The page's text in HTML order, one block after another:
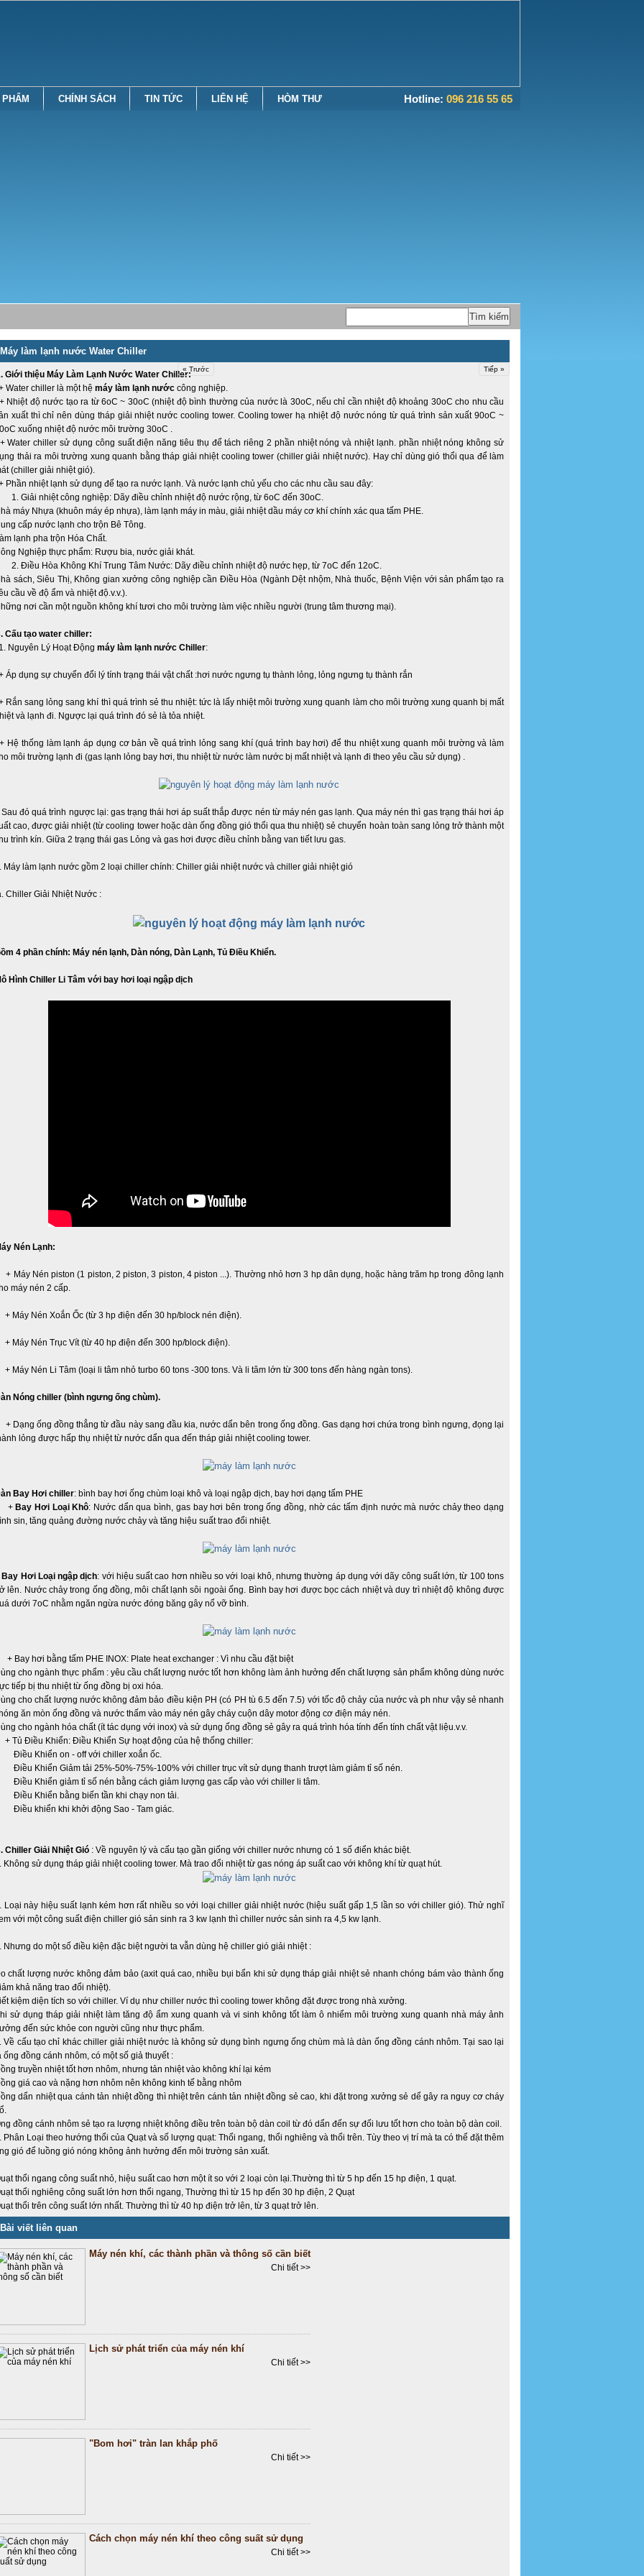
Hotline: 096 216 55 65
CHÍNH SÁCH TIN TỨC LIÊN HỆ HÒM THƯ
Máy làm lạnh nước Water Chiller
Giới thiệu Máy Làm Lạnh Nước Water Chiller:
Water chiller là một hệ máy làm lạnh nước công nghiệp.
+ Nhiệt độ nước tạo ra từ 6oC ~ 30oC (nhiệt độ bình thường của nước là 30oC, nếu chỉ cần nhiệt độ khoảng 30oC cho nhu cầu
xuất thì chỉ nên dùng tháp giải nhiệt nước cooling tower. Cooling tower hạ nhiệt độ nước nóng từ quá trình sản xuất 90oC ~
xuống nhiệt độ nước môi trường 30oC .
+ Water chiller sử dụng công suất điện năng tiêu thụ để tách riêng 2 phần nhiệt nóng và nhiệt lạnh. phần nhiệt nóng không sử
thải ra môi trường xung quanh bằng tháp giải nhiệt cooling tower (chiller giải nhiệt nước). Hay chỉ dùng gió thổi qua để làm
(chiller giải nhiệt gió).
Phần nhiệt lạnh sử dụng để tạo ra nước lạnh. Và nước lạnh chủ yếu cho các nhu cầu sau đây:
1. Giải nhiệt công nghiệp: Dãy điều chỉnh nhiệt độ nước rộng, từ 6oC đến 30oC.
máy Nhựa (khuôn máy ép nhựa), làm lạnh máy in màu, giải nhiệt dầu máy cơ khí chính xác qua tấm PHE.
cấp nước lạnh cho trộn Bê Tông.
lạnh pha trộn Hóa Chất.
Nghiệp thực phẩm: Rượu bia, nước giải khát.
2. Điều Hòa Không Khí Trung Tâm Nước: Dãy điều chỉnh nhiệt độ nước hẹp, từ 7oC đến 12oC.
sách, Siêu Thị, Không gian xưởng công nghiệp cần Điều Hòa (Ngành Dệt nhộm, Nhà thuốc, Bệnh Viện với sản phẩm tạo ra
cầu về độ ẩm và nhiệt độ.v.v.).
nơi cần một nguồn không khí tươi cho môi trường làm việc nhiều người (trung tâm thương mại).
Cấu tạo water chiller:
1. Nguyên Lý Hoạt Động máy làm lạnh nước Chiller:
Áp dụng sự chuyển đổi lý tính trạng thái vật chất :hơi nước ngưng tụ thành lỏng, lỏng ngưng tụ thành rắn
Rắn sang lỏng sang khí thì quá trình sẻ thu nhiệt: tức là lấy nhiệt môi trường xung quanh làm cho môi trường xung quanh bị mất
và lạnh đi. Ngược lại quá trình đó sẻ là tỏa nhiệt.
+ Hệ thống làm lạnh áp dụng cơ bản về quá trình lỏng sang khí (quá trình bay hơi) để thu nhiệt xung quanh môi trường và làm
môi trường lạnh đi (gas lạnh lỏng bay hơi, thu nhiệt từ nước làm nước bị mất nhiệt và lạnh đi theo yêu cầu sử dụng) .
Sau đó quá trình ngược lại: gas trạng thái hơi áp suất thắp được nén từ máy nén gas lạnh. Qua máy nén thì gas trạng thái hơi áp
cao, được giải nhiệt (từ cooling tower hoặc dàn ống đồng gió thổi qua thu nhiệt) sẻ chuyển hoàn toàn sang lỏng trở thành một
trình kín. Giữa 2 trạng thái gas Lỏng và gas hơi được điều chỉnh bằng van tiết lưu gas.
Máy làm lạnh nước gồm 2 loại chiller chính: Chiller giải nhiệt nước và chiller giải nhiệt gió
Chiller Giải Nhiệt Nước :
4 phần chính: Máy nén lạnh, Dàn nóng, Dàn Lạnh, Tủ Điều Khiển.
Hình Chiller Li Tâm với bay hơi loại ngập dịch
Nén Lạnh:
+ Máy Nén piston (1 piston, 2 piston, 3 piston, 4 piston ...). Thường nhỏ hơn 3 hp dân dụng, hoặc hàng trăm hp trong đông lạnh
máy nén 2 cấp.
+ Máy Nén Xoắn Ốc (từ 3 hp điện đến 30 hp/block nén điện).
+ Máy Nén Trục Vít (từ 40 hp điện đến 300 hp/block điện).
+ Máy Nén Li Tâm (loại li tâm nhỏ turbo 60 tons -300 tons. Và li tâm lớn từ 300 tons đến hàng ngàn tons).
Nóng chiller (bình ngưng ống chùm).
+ Dạng ống đồng thẳng từ đầu này sang đầu kia, nước dẩn bên trong ống đồng. Gas dạng hơi chứa trong bình ngưng, đọng lại
lỏng được hấp thụ nhiệt từ nước dẩn qua đến tháp giải nhiệt cooling tower.
Bay Hơi chiller: bình bay hơi ống chùm loại khô và loại ngập dịch, bay hơi dạng tấm PHE
+ Bay Hơi Loại Khô: Nước dẩn qua bình, gas bay hơi bên trong ống đồng, nhờ các tấm định nước mà nước chảy theo dạng
sin, tăng quảng đường nước chảy và tăng hiệu suất trao đổi nhiệt.
Bay Hơi Loại ngập dịch: với hiệu suất cao hơn nhiều so với loại khô, nhưng thường áp dụng với dãy công suất lớn, từ 100 tons
lên. Nước chảy trong ống đồng, môi chất lạnh sôi ngoài ống. Bình bay hơi được bọc cách nhiệt và duy trì nhiệt độ không được
dưới 7oC nhằm ngăn ngừa nước đóng băng gây nổ vỡ bình.
+ Bay hơi bằng tấm PHE INOX: Plate heat exchanger : Vì nhu cầu đặt biệt
cho ngành thực phẩm : yêu cầu chất lượng nước tốt hơn không làm ảnh hưởng đến chất lượng sản phẩm không dùng nước
tiếp bị thu nhiệt từ ống đồng bị oxi hóa.
cho chất lượng nước không đảm bảo điều kiện PH (có PH tù 6.5 đến 7.5) với tốc độ chảy của nước và ph như vậy sẻ nhanh
ăn mòn ống đồng và nước thấm vào máy nén gây cháy cuộn dây motor động cơ điện máy nén.
cho ngành hóa chất (ít tác dụng với inox) và sử dụng ống đồng sẻ gây ra quá trình hóa tính đến tính chất vật liệu.v.v.
+ Tủ Điều Khiển: Điều Khiển Sự hoạt động của hệ thống chiller:
Điều Khiển on - off với chiller xoắn ốc.
Điều Khiển Giảm tải 25%-50%-75%-100% với chiller trục vít sử dụng thanh trượt làm giảm tỉ số nén.
Điều Khiển giảm tỉ số nén bằng cách giảm lượng gas cấp vào với chiller li tâm.
Điều Khiển bằng biến tần khi chạy non tải.
Điều khiển khi khởi động Sao - Tam giác.
Chiller Giải Nhiệt Gió : Về nguyên lý và cấu tạo gần giống với chiller nước nhưng có 1 số điển khác biệt.
Không sử dụng tháp giải nhiệt cooling tower. Mà trao đổi nhiệt từ gas nóng áp suất cao với không khí từ quạt hút.
Loại này hiệu suất lạnh kém hơn rất nhiều so với loại chiller giải nhiệt nước (hiệu suất gấp 1,5 lần so với chiller gió). Thử nghĩ
với một công suất điện chiller gió sản sinh ra 3 kw lạnh thì chiller nước sản sinh ra 4,5 kw lạnh.
Nhưng do một số điều kiện đặc biệt người ta vẫn dùng hệ chiller gió giải nhiệt :
chất lượng nước không đảm bảo (axit quá cao, nhiều bụi bẩn khi sử dụng tháp giải nhiệt sẻ nhanh chóng bám vào thành ống
khả năng trao đổi nhiệt).
kiệm diện tích so với chiller. Ví dụ như chiller nước thì cooling tower không đặt được trong nhà xưởng.
sử dụng tháp giải nhiệt làm tăng độ ẩm xung quanh và vi sinh không tốt làm ô nhiểm môi trường xung quanh nhà máy ảnh
đến sức khỏe con người cũng như thực phẩm.
Về cấu tạo chỉ khác chiller giải nhiệt nước là không sử dụng bình ngưng ống chùm mà là dàn ống đồng cánh nhôm. Tại sao lại
ống đồng cánh nhôm, có một số giả thuyết :
truyền nhiệt tốt hơn nhôm, nhưng tản nhiệt vào không khí lại kém
giá cao và nặng hơn nhôm nên không kinh tế bằng nhôm
dẩn nhiệt qua cánh tản nhiệt đồng thì nhiệt trên cánh tản nhiệt đồng sẻ cao, khi đặt trong xưởng sẻ dể gây ra nguy cơ cháy
đồng cánh nhôm sẻ tạo ra lượng nhiệt không điều trên toàn bộ dàn coil từ đó dẩn đến sự đối lưu tốt hơn cho toàn bộ dàn coil.
Phân Loại theo hướng thổi của Quạt và số lượng quạt: Thổi ngang, thổi nghiêng và thổi trên. Tùy theo vị trí mà ta có thể đặt thêm
gió để luồng gió nóng không ảnh hưởng đến môi trường sản xuất.
thổi ngang công suất nhỏ, hiệu suất cao hơn một ít so với 2 loại còn lại.Thường thì từ 5 hp đến 15 hp điện, 1 quạt.
thổi nghiêng công suất lớn hơn thổi ngang, Thường thì từ 15 hp đến 30 hp điện, 2 Quạt
thổi trên công suất lớn nhất. Thường thì từ 40 hp điện trở lên, từ 3 quạt trở lên.
Bài viết liên quan
Máy nén khí, các thành phần và thông số cần biết
Chi tiết >>
Lịch sử phát triển của máy nén khí
Chi tiết >>
"Bom hơi" tràn lan khắp phố
Chi tiết >>
Cách chọn máy nén khí theo công suất sử dụng
Chi tiết >>
« Trước Tiếp »